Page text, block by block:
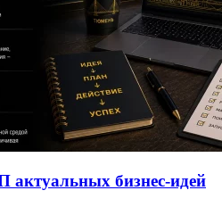
бизнес-идей